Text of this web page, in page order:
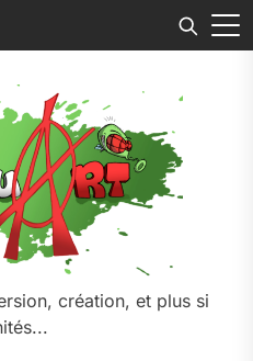
création, et plus si